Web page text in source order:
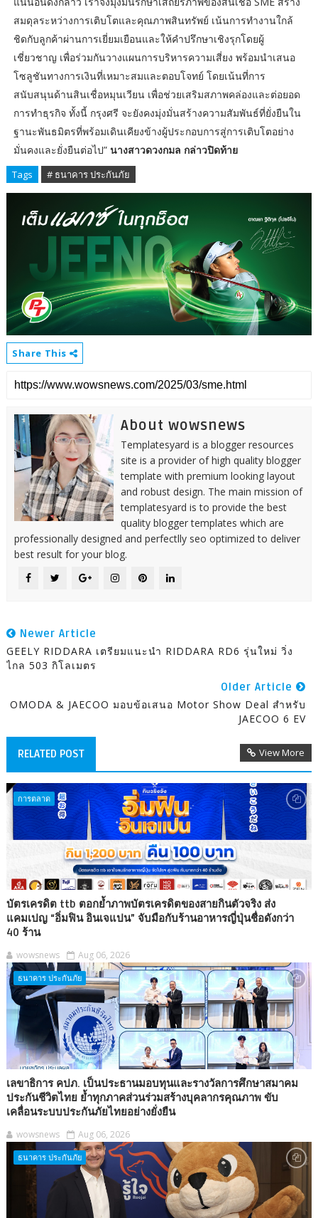
สมดุลระหว่างการเติบโตและคุณภาพสินทรัพย์ เน้นการทำงานใกล้
ชิดกับลูกค้าผ่านการเยี่ยมเยือนและให้คำปรึกษาเชิงรุกโดยผู้
เชี่ยวชาญ เพื่อร่วมกันวางแผนการบริหารความเสี่ยง พร้อมนำเสนอ
โซลูชันทางการเงินที่เหมาะสมและตอบโจทย์ โดยเน้นที่การ
สนับสนุนด้านสินเชื่อหมุนเวียน เพื่อช่วยเสริมสภาพคล่องและต่อยอด
การทำธุรกิจ ทั้งนี้ กรุงศรี จะยังคงมุ่งมั่นสร้างความสัมพันธ์ที่ยั่งยืนใน
ฐานะพันธมิตรที่พร้อมเดินเคียงข้างผู้ประกอบการสู่การเติบโตอย่าง
มั่นคงและยั่งยืนต่อไป” นางสาวดวงกมล กล่าวปิดท้าย
Tags # ธนาคาร ประกันภัย
Share This
About wowsnews
Templatesyard is a blogger resources
site is a provider of high quality blogger
template with premium looking layout
and robust design. The main mission of
templatesyard is to provide the best
quality blogger templates which are
professionally designed and perfectlly seo optimized to deliver
best result for your blog.
Newer Article
GEELY RIDDARA เตรียมแนะนำ RIDDARA RD6 รุ่นใหม่ วิ่ง
ไกล 503 กิโลเมตร
Older Article
OMODA & JAECOO มอบข้อเสนอ Motor Show Deal สำหรับ
JAECOO 6 EV
RELATED POST View More
การตลาด
บัตรเครดิต ttb ตอกย้ำภาพบัตรเครดิตของสายกินตัวจริง ส่ง
แคมเปญ “อิ่มฟิน อินเจแปน” จับมือกับร้านอาหารญี่ปุ่นชื่อดังกว่า
40 ร้าน
wowsnews Aug 06, 2026
ธนาคาร ประกันภัย
เลขาธิการ คปภ. เป็นประธานมอบทุนและรางวัลการศึกษาสมาคม
ประกันชีวิตไทย ย้ำทุกภาคส่วนร่วมสร้างบุคลากรคุณภาพ ขับ
เคลื่อนระบบประกันภัยไทยอย่างยั่งยืน
wowsnews Aug 06, 2026
ธนาคาร ประกันภัย